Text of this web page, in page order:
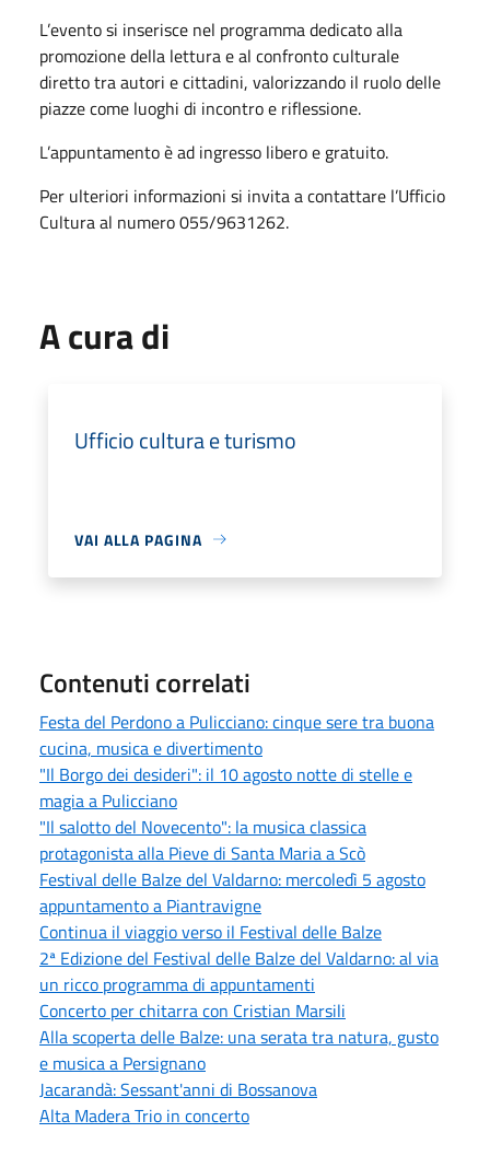
L’evento si inserisce nel programma dedicato alla
promozione della lettura e al confronto culturale
diretto tra autori e cittadini, valorizzando il ruolo delle
piazze come luoghi di incontro e riflessione.
L’appuntamento è ad ingresso libero e gratuito.
Per ulteriori informazioni si invita a contattare l’Ufficio
Cultura al numero 055/9631262.
A cura di
Ufficio cultura e turismo
VAI ALLA PAGINA
Contenuti correlati
Festa del Perdono a Pulicciano: cinque sere tra buona
cucina, musica e divertimento
"Il Borgo dei desideri": il 10 agosto notte di stelle e
magia a Pulicciano
"Il salotto del Novecento": la musica classica
protagonista alla Pieve di Santa Maria a Scò
Festival delle Balze del Valdarno: mercoledì 5 agosto
appuntamento a Piantravigne
Continua il viaggio verso il Festival delle Balze
2ª Edizione del Festival delle Balze del Valdarno: al via
un ricco programma di appuntamenti
Concerto per chitarra con Cristian Marsili
Alla scoperta delle Balze: una serata tra natura, gusto
e musica a Persignano
Jacarandà: Sessant'anni di Bossanova
Alta Madera Trio in concerto